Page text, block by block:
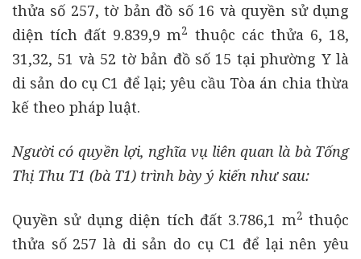
thửa số 257, tờ bản đồ số 16 và quyền sử dụng
diện tích đất 9.839,9 m2 thuộc các thửa 6, 18,
31,32, 51 và 52 tờ bản đồ số 15 tại phường Y là
di sản do cụ C1 để lại; yêu cầu Tòa án chia thừa
kế theo pháp luật.
Người có quyền lợi, nghĩa vụ liên quan là bà Tống
Thị Thu T1 (bà T1) trình bày ý kiến như sau:
Quyền sử dụng diện tích đất 3.786,1 m2 thuộc
thửa số 257 là di sản do cụ C1 để lại nên yêu